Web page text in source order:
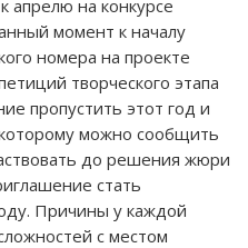
апрелю на конкурсе
момент к началу
номера на проекте
творческого этапа
пропустить этот год и
можно сообщить
до решения жюри
стать
Причины у каждой
с местом